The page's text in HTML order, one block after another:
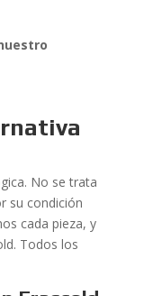
No se trata
su condición
cada pieza, y
Todos los